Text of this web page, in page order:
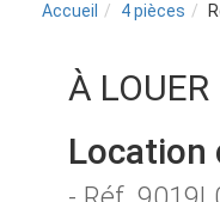
Accueil 4 pièces
À LOUER
Location